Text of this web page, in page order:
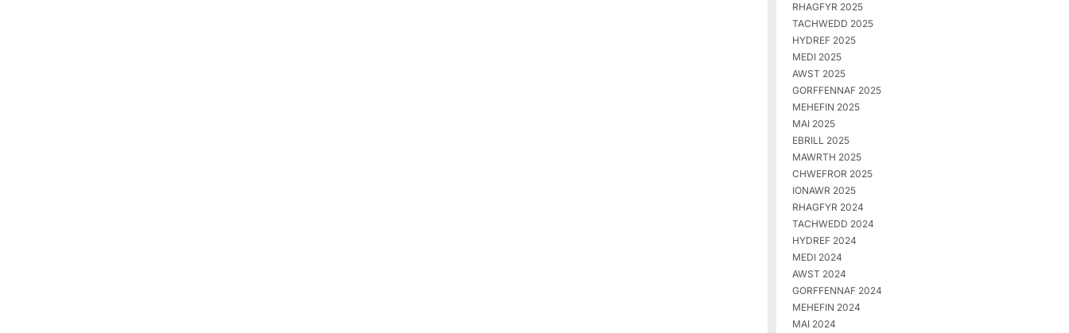
RHAGFYR 2025
TACHWEDD 2025
HYDREF 2025
MEDI 2025
AWST 2025
GORFFENNAF 2025
MEHEFIN 2025
MAI 2025
EBRILL 2025
MAWRTH 2025
CHWEFROR 2025
IONAWR 2025
RHAGFYR 2024
TACHWEDD 2024
HYDREF 2024
MEDI 2024
AWST 2024
GORFFENNAF 2024
MEHEFIN 2024
MAI 2024